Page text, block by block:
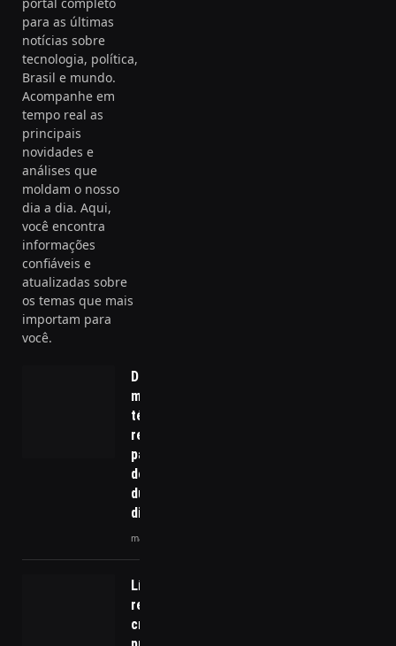
para as últimas
notícias sobre
tecnologia, política,
Brasil e mundo.
Acompanhe em
tempo real as
principais
novidades e
análises que
moldam o nosso
dia a dia. Aqui,
você encontra
informações
confiáveis e
atualizadas sobre
os temas que mais
importam para
você.
Descubra as
melhores
técnicas de
relaxamento
para gestão
do estresse
durante o
dia
maio 29, 2024
Líder de
rede
criminosa é